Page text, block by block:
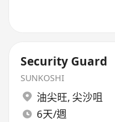
Security Guard
SUNKOSHI
油尖旺, 尖沙咀
6天/週